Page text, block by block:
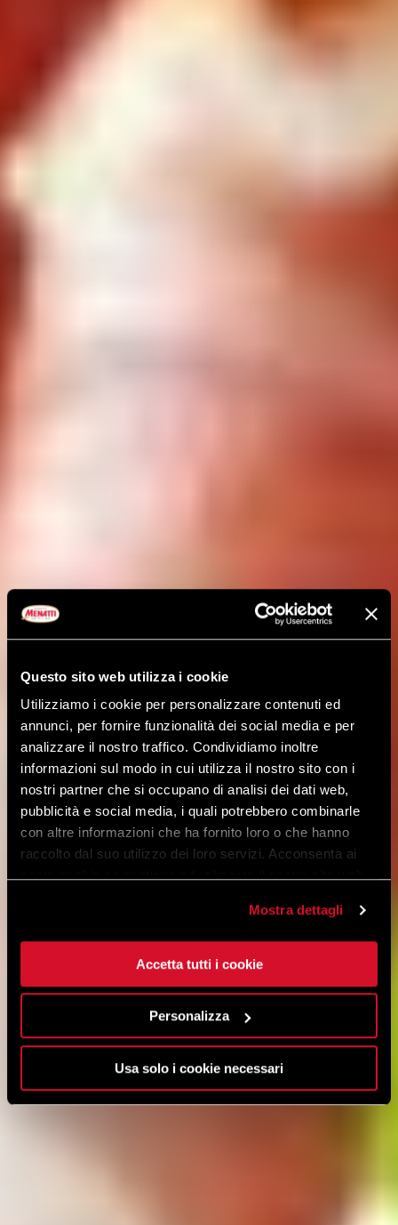
Questo sito web utilizza i cookie
Utilizziamo i cookie per personalizzare contenuti ed
annunci, per fornire funzionalità dei social media e per
analizzare il nostro traffico. Condividiamo inoltre
informazioni sul modo in cui utilizza il nostro sito con i
nostri partner che si occupano di analisi dei dati web,
pubblicità e social media, i quali potrebbero combinarle
con altre informazioni che ha fornito loro o che hanno
raccolto dal suo utilizzo dei loro servizi. Acconsenta ai
Mostra dettagli
Accetta tutti i cookie
Personalizza
Usa solo i cookie necessari